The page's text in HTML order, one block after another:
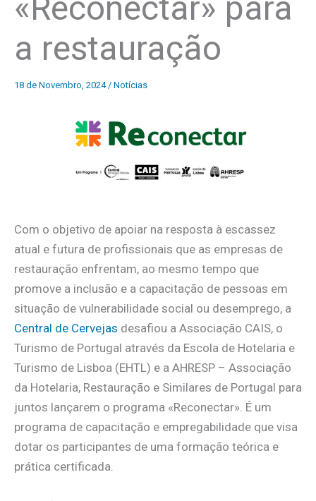
a restauração
18 de Novembro, 2024 / Notícias
Com o objetivo de apoiar na resposta à escassez
atual e futura de profissionais que as empresas de
restauração enfrentam, ao mesmo tempo que
promove a inclusão e a capacitação de pessoas em
situação de vulnerabilidade social ou desemprego, a
Central de Cervejas desafiou a Associação CAIS, o
Turismo de Portugal através da Escola de Hotelaria e
Turismo de Lisboa (EHTL) e a AHRESP – Associação
da Hotelaria, Restauração e Similares de Portugal para
juntos lançarem o programa «Reconectar». É um
programa de capacitação e empregabilidade que visa
dotar os participantes de uma formação teórica e
prática certificada.